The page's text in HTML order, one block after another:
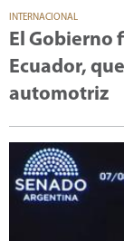
INTERNACIONAL
El Gobierno
Ecuador,
automotriz